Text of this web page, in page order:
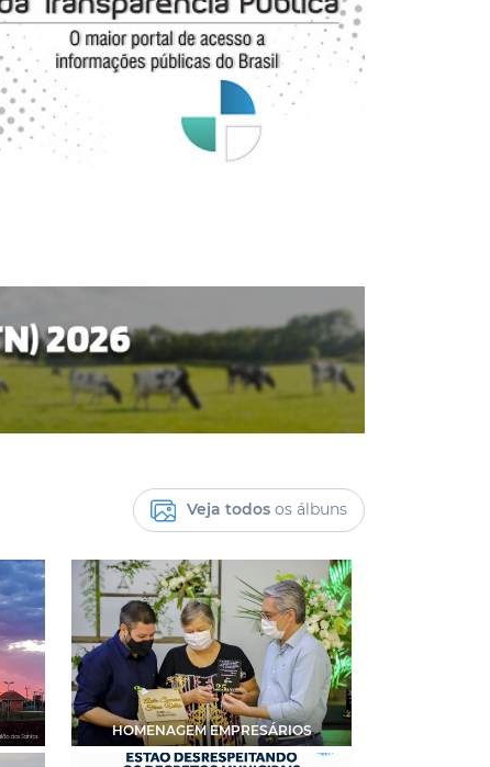
Veja todos os álbuns
HOMENAGEM EMPRESÁRIOS